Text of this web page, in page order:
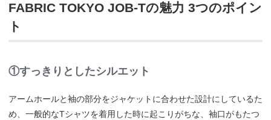
FABRIC TOKYO JOB-Tの魅力 3つのポイン
ト
①すっきりとしたシルエット
アームホールと袖の部分をジャケットに合わせた設計にしているた
め、一般的なTシャツを着用した時に起こりがちな、袖口がもたつ